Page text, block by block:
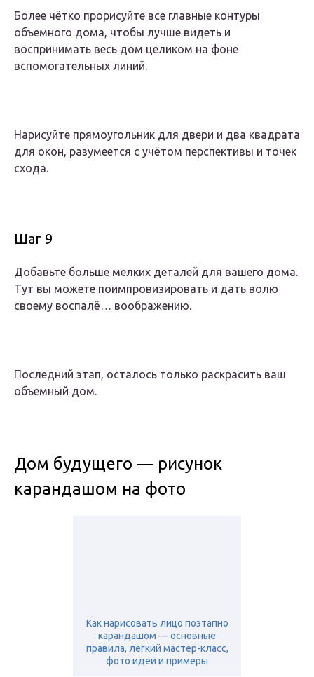
Более чётко прорисуйте все главные контуры
объемного дома, чтобы лучше видеть и
воспринимать весь дом целиком на фоне
вспомогательных линий.
Нарисуйте прямоугольник для двери и два квадрата
для окон, разумеется с учётом перспективы и точек
схода.
Шаг 9
Добавьте больше мелких деталей для вашего дома.
Тут вы можете поимпровизировать и дать волю
своему воспалё… воображению.
Последний этап, осталось только раскрасить ваш
объемный дом.
Дом будущего — рисунок
карандашом на фото
Как нарисовать лицо поэтапно
карандашом — основные
правила, легкий мастер-класс,
фото идеи и примеры